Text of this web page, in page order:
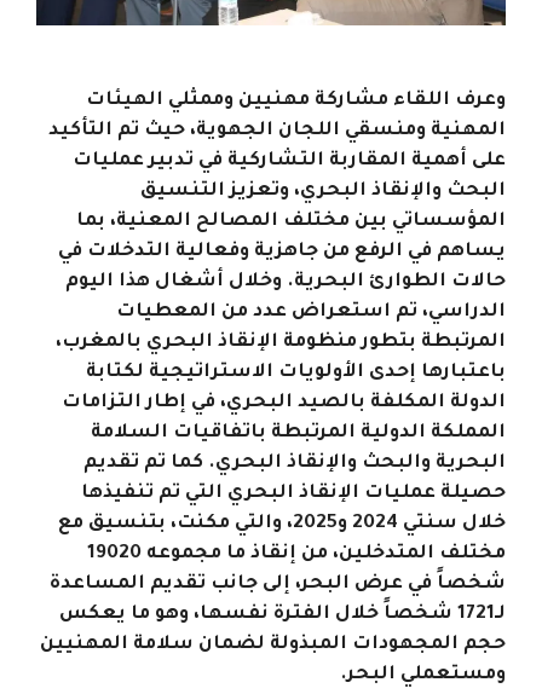
وعرف اللقاء مشاركة مهنيين وممثلي الهيئات
المهنية ومنسقي اللجان الجهوية، حيث تم التأكيد
على أهمية المقاربة التشاركية في تدبير عمليات
البحث والإنقاذ البحري، وتعزيز التنسيق
المؤسساتي بين مختلف المصالح المعنية، بما
يساهم في الرفع من جاهزية وفعالية التدخلات في
حالات الطوارئ البحرية. وخلال أشغال هذا اليوم
الدراسي، تم استعراض عدد من المعطيات
المرتبطة بتطور منظومة الإنقاذ البحري بالمغرب،
باعتبارها إحدى الأولويات الاستراتيجية لكتابة
الدولة المكلفة بالصيد البحري، في إطار التزامات
المملكة الدولية المرتبطة باتفاقيات السلامة
البحرية والبحث والإنقاذ البحري. كما تم تقديم
حصيلة عمليات الإنقاذ البحري التي تم تنفيذها
خلال سنتي 2024 و2025، والتي مكنت، بتنسيق مع
مختلف المتدخلين، من إنقاذ ما مجموعه 19020
شخصاً في عرض البحر، إلى جانب تقديم المساعدة
لـ1721 شخصاً خلال الفترة نفسها، وهو ما يعكس
حجم المجهودات المبذولة لضمان سلامة المهنيين
ومستعملي البحر.